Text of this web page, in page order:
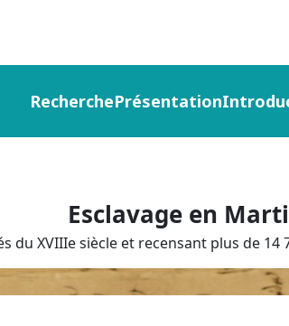
RecherchePrésentation
Esclavage en
du XVIIIe siècle et recensant plus de